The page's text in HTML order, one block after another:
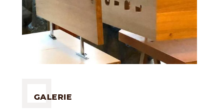
GALERIE